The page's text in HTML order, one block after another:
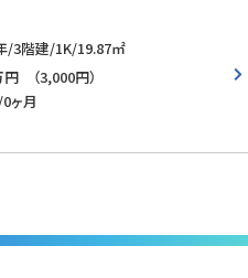
/3階建/1K/19.87㎡
（3,000円）
ヶ月